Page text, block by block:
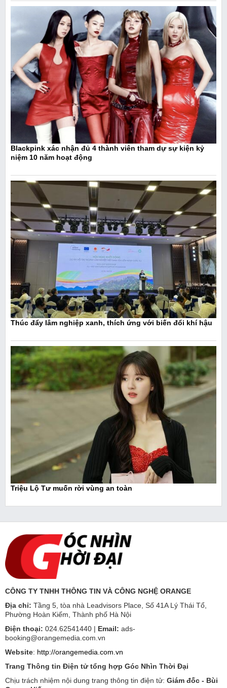
Blackpink xác nhận đủ 4 thành viên tham dự sự kiện kỷ
niệm 10 năm hoạt động
Thúc đẩy lâm nghiệp xanh, thích ứng với biến đổi khí hậu
Triệu Lộ Tư muốn rời vùng an toàn
CÔNG TY TNHH THÔNG TIN VÀ CÔNG NGHỆ ORANGE
Địa chỉ: Tầng 5, tòa nhà Leadvisors Place, Số 41A Lý Thái Tổ,
Phường Hoàn Kiếm, Thành phố Hà Nội
Điện thoại: 024.62541440 | Email: ads-
booking@orangemedia.com.vn
Website: http://orangemedia.com.vn
Trang Thông tin Điện tử tổng hợp Góc Nhìn Thời Đại
Chịu trách nhiệm nội dung trang thông tin điện tử: Giám đốc - Bùi